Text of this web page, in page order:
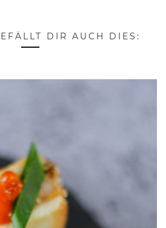
DIR AUCH DIES: